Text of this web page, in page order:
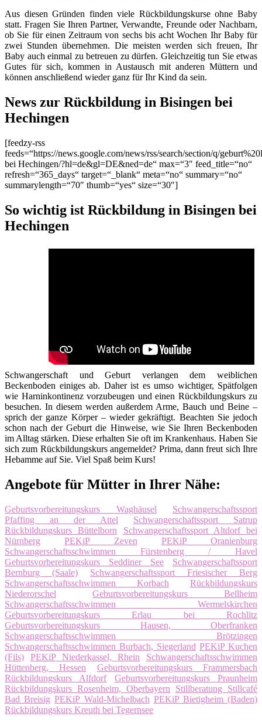
Aus diesen Gründen finden viele Rückbildungskurse ohne Baby
statt. Fragen Sie Ihren Partner, Verwandte, Freunde oder Nachbarn,
ob Sie für einen Zeitraum von sechs bis acht Wochen Ihr Baby für
zwei Stunden übernehmen. Die meisten werden sich freuen, Ihr
Baby auch einmal zu betreuen zu dürfen. Gleichzeitig tun Sie etwas
Gutes für sich, kommen in Austausch mit anderen Müttern und
können anschließend wieder ganz für Ihr Kind da sein.
News zur Rückbildung in Bisingen bei
Hechingen
[feedzy-rss
feeds=“https://news.google.com/news/rss/search/section/q/
bei Hechingen/?hl=de&gl=DE&ned=de“ max=“3″ feed_title=“no“
refresh=“365_days“ target=“_blank“ meta=“no“ summary=“no“
summarylength=“70″ thumb=“yes“ size=“30″]
So wichtig ist Rückbildung in Bisingen bei
Hechingen
Schwangerschaft und Geburt verlangen dem weiblichen
Beckenboden einiges ab. Daher ist es umso wichtiger, Spätfolgen
wie Harninkontinenz vorzubeugen und einen Rückbildungskurs zu
besuchen. In diesem werden außerdem Arme, Bauch und Beine –
sprich der ganze Körper – wieder gekräftigt. Beachten Sie jedoch
schon nach der Geburt die Hinweise, wie Sie Ihren Beckenboden
im Alltag stärken. Diese erhalten Sie oft im Krankenhaus. Haben Sie
sich zum Rückbildungskurs angemeldet? Prima, dann freut sich Ihre
Hebamme auf Sie. Viel Spaß beim Kurs!
Angebote für Mütter in Ihrer Nähe:
Geburtsvorbereitungskurs Waghäusel
Schwangerschaftssport
Pfaffing an der Attel
Schwangerschaftssport Satrup
Rückbildungskurs Büttelborn
Schwangerschaftssport Altdorf bei
Nürnberg
PEKiP Zeven
PEKiP Oranienburg
Schwangerschaftsschwimmen Fürstenberg / Havel
Geburtsvorbereitungskurs Seddiner See
Schwangerschaftssport
Bernburg (Saale)
Schwangerschaftssport Friesischer Berg
Schwangerschaftsschwimmen Korbach
Rückbildungskurs
Niederorschel
Geburtsvorbereitungskurs Bellheim
Schwangerschaftsschwimmen Wermelskirchen
Geburtsvorbereitungskurs Erlau bei Rochlitz
Geburtsvorbereitungskurs Hausen, Oberfranken
Schwangerschaftsschwimmen Brötzingen
Schwangerschaftsschwimmen Burbach, Siegerland PEKiP Kuchen
(Fils)
PEKiP Niederkassel, Rhein
Schwangerschaftsschwimmen
Hüttenberg, Hessen
Geburtsvorbereitungskurs Frammersbach
Rückbildungskurs Alfdorf
Geburtsvorbereitungskurs Praunheim
Rückbildungskurs Rosenheim, Oberbayern
Stillberatung Stillcafé
Bad Breisig PEKiP Wald-Michelbach PEKiP Bietigheim (Baden)
Rückbildungskurs Kreuth bei Tegernsee